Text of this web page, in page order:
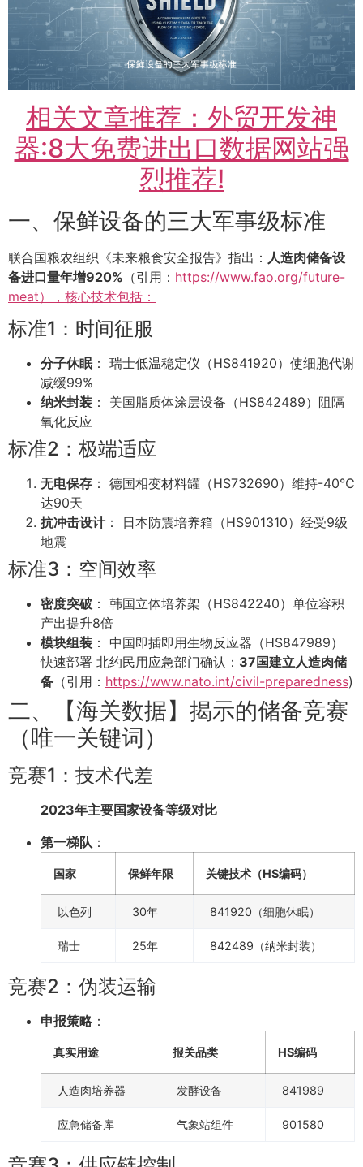
相关文章推荐：外贸开发神
器:8大免费进出口数据网站强
烈推荐!
一、保鲜设备的三大军事级标准
联合国粮农组织《未来粮食安全报告》指出： 人造肉储备设
备进口量年增920% （引用： https://www.fao.org/future-
meat），核心技术包括：
标准1：时间征服
分子休眠： 瑞士低温稳定仪（HS841920）使细胞代谢
减缓99%
纳米封装 ： 美国脂质体涂层设备（HS842489）阻隔
氧化反应
标准2：极端适应
无电保存 ： 德国相变材料罐（HS732690）维持-40℃
达90天
抗冲击设计： 日本防震培养箱（HS901310）经受9级
地震
标准3：空间效率
密度突破 ： 韩国立体培养架（HS842240）单位容积
产出提升8倍
模块组装 ： 中国即插即用生物反应器（HS847989）
快速部署 北约民用应急部门确认： 37国建立人造肉储
备 （引用： https://www.nato.int/civil-preparedness)
二、【海关数据】揭示的储备竞赛
（唯一关键词）
竞赛1：技术代差
2023年主要国家设备等级对比
第一梯队 ：
国家 保鲜年限 关键技术（HS编码）
以色列 30年 841920（细胞休眠）
瑞士 25年 842489（纳米封装）
竞赛2：伪装运输
申报策略：
真实用途 报关品类 HS编码
人造肉培养器 发酵设备 841989
应急储备库 气象站组件 901580